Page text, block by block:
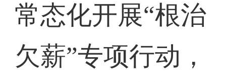
常态化开展“根治
欠薪”专项行动，